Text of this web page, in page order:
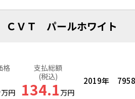
ＶＴ パールホワイト
格
万円
支払総額
(税込)
134.1 万円
2019年